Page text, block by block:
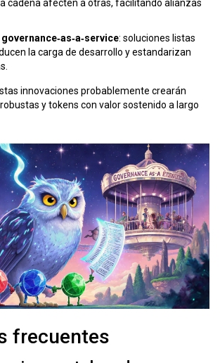
cadena afecten a otras, facilitando alianzas
: soluciones listas
la carga de desarrollo y estandarizan
innovaciones probablemente crearán
y tokens con valor sostenido a largo
frecuentes